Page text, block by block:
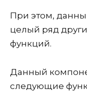
При этом,
целый ряд
функций.
Данный
следующие